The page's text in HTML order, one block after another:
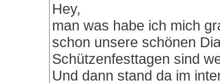
Hey,
man was habe ich mich
schon unsere schönen
Schützenfesttagen sind
Und dann stand da im